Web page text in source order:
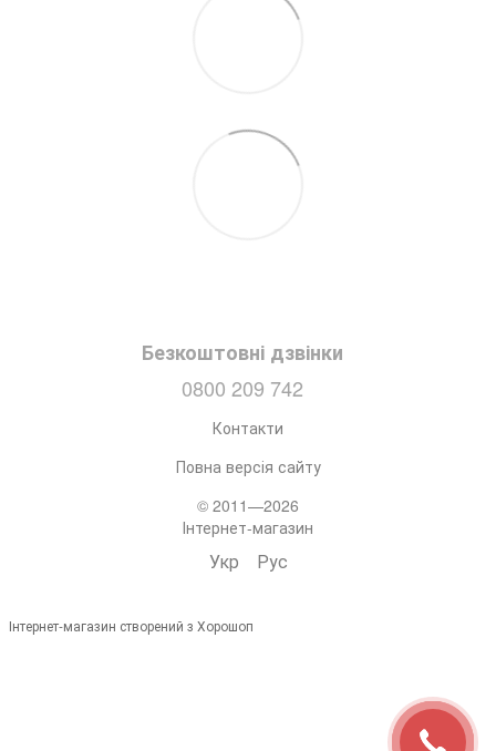
Безкоштовні дзвінки
0800 209 742
Контакти
Повна версія сайту
© 2011—2026
Інтернет-магазин
Укр Рус
Інтернет-магазин створений з Хорошоп